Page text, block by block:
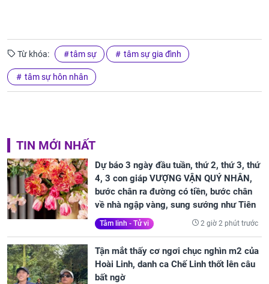
Từ khóa: tâm sự tâm sự gia đình
tâm sự hôn nhân
TIN MỚI NHẤT
Dự báo 3 ngày đầu tuần, thứ 2, thứ 3, thứ
4, 3 con giáp VƯỢNG VẬN QUÝ NHÂN,
bước chân ra đường có tiền, bước chân
về nhà ngập vàng, sung sướng như Tiên
Tâm linh - Tử vi 2 giờ 2 phút trước
Tận mắt thấy cơ ngơi chục nghìn m2 của
Hoài Linh, danh ca Chế Linh thốt lên câu
bất ngờ